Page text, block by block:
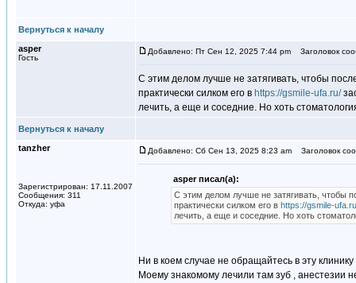
Вернуться к началу
asper
Гость
Добавлено: Пт Сен 12, 2025 7:44 pm Заголовок
С этим делом лучше не затягивать, чтобы
практически силком его в https://gsmile-ufa.ru/
лечить, а еще и соседние. Но хоть
Вернуться к началу
tanzher
Зарегистрирован: 17.11.2007
Сообщения: 311
Откуда: уфа
Добавлено: Сб Сен 13, 2025 8:23 am Заголовок
asper писал(а):
С этим делом лучше не затягивать, чтобы
практически силком его в https://gsmile-
лечить, а еще и соседние. Но хоть
Ни в коем случае не обращайтесь в эту клинику
Моему знакомому лечили там зуб , анестезии